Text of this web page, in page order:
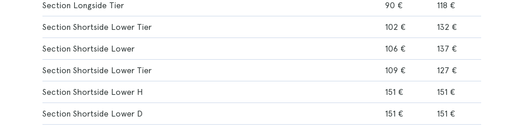
Section Longside Tier 90 € 118 €
Section Shortside Lower Tier 102 € 132 €
Section Shortside Lower 106 € 137 €
Section Shortside Lower Tier 109 € 127 €
Section Shortside Lower H 151 € 151 €
Section Shortside Lower D 151 € 151 €